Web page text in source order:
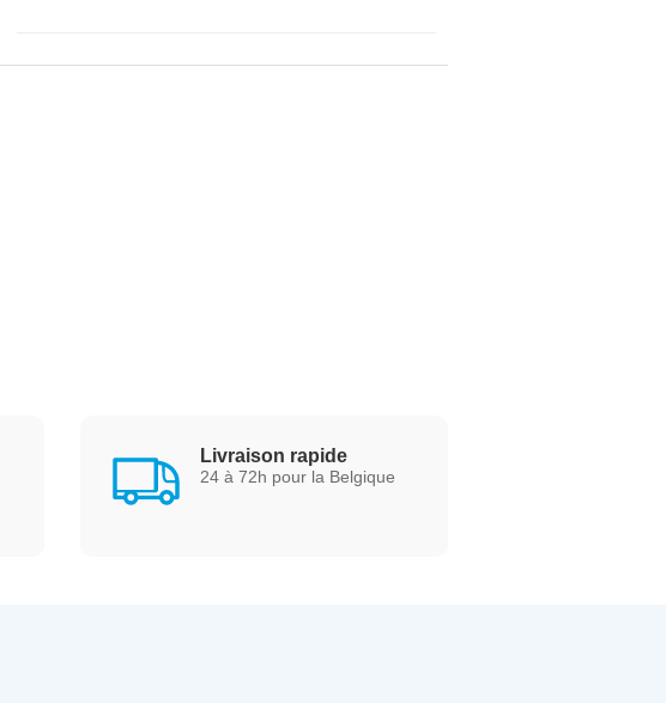
Livraison rapide
24 à 72h pour la Belgique